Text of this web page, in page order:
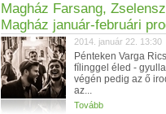
Magház Farsang,
Magház január-februári
2014. január 22. 13:30
Pénteken Varga
fílinggel éled -
végén pedig az ő
az...
Tovább